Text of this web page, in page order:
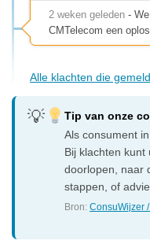
2 weken geleden -
CMTelecom een
Alle klachten die
Tip van onze
Als consument
Bij klachten
doorlopen, naar
stappen, of
Bron:ConsuWijzer /